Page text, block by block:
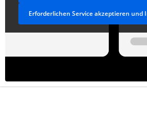
Erforderlichen Service akzeptieren und